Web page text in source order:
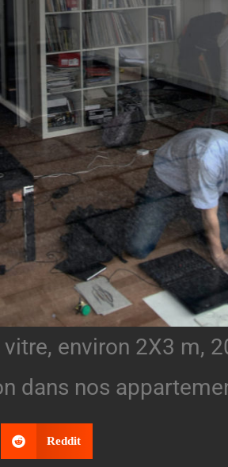
environ 2X3 m,
dans nos
Reddit